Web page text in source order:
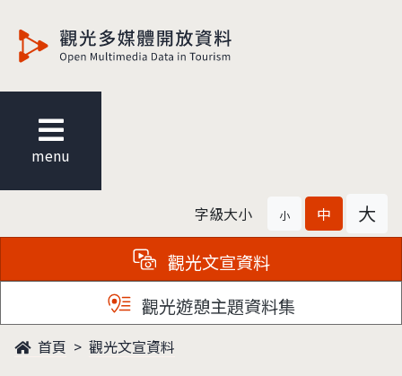
menu
字級大小 小 中 大
觀光文宣資料
觀光遊憩主題資料集
首頁 觀光文宣資料